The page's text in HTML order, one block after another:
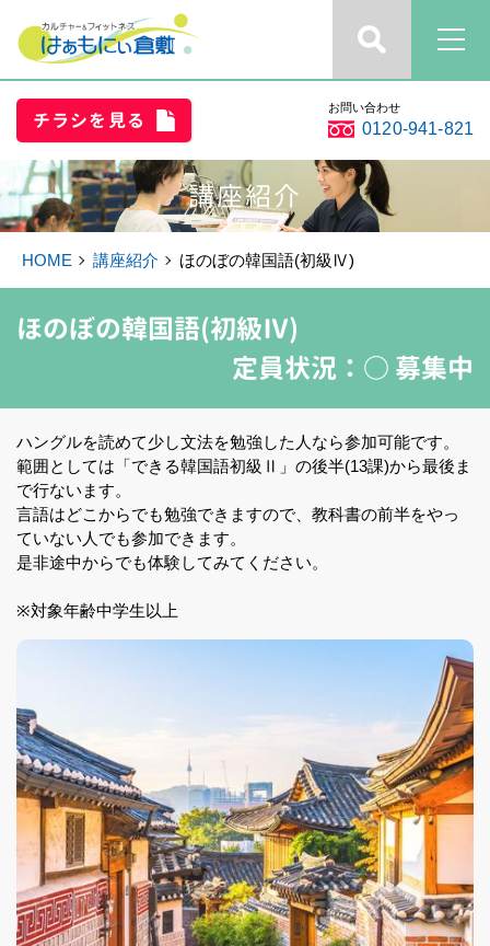
チラシを見る
お問い合わせ
0120-941-821
講座紹介
HOME 講座紹介 ほのぼの韓国語(初級Ⅳ)
ほのぼの韓国語(初級Ⅳ)
定員状況： ○ 募集中
ハングルを読めて少し文法を勉強した人なら参加可能です。
範囲としては「できる韓国語初級Ⅱ」の後半(13課)から最後ま
で行ないます。
言語はどこからでも勉強できますので、教科書の前半をやっ
ていない人でも参加できます。
是非途中からでも体験してみてください。
※対象年齢中学生以上